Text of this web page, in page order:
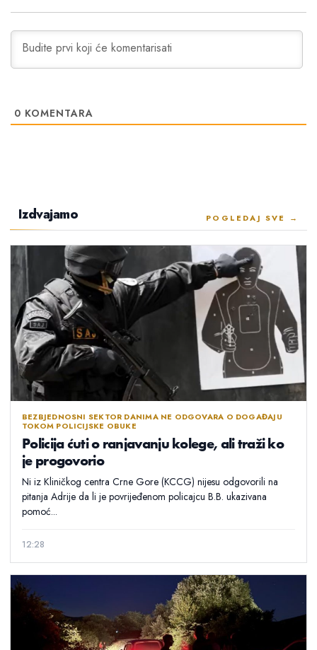
0 KOMENTARA
Izdvajamo POGLEDAJ SVE →
BEZBJEDNOSNI SEKTOR DANIMA NE ODGOVARA O DOGAĐAJU
TOKOM POLICIJSKE OBUKE
Policija ćuti o ranjavanju kolege, ali traži ko
je progovorio
Ni iz Kliničkog centra Crne Gore (KCCG) nijesu odgovorili na
pitanja Adrije da li je povrijeđenom policajcu B.B. ukazivana
pomoć...
12:28